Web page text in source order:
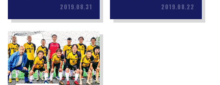
2019.08.31
2019.08.22